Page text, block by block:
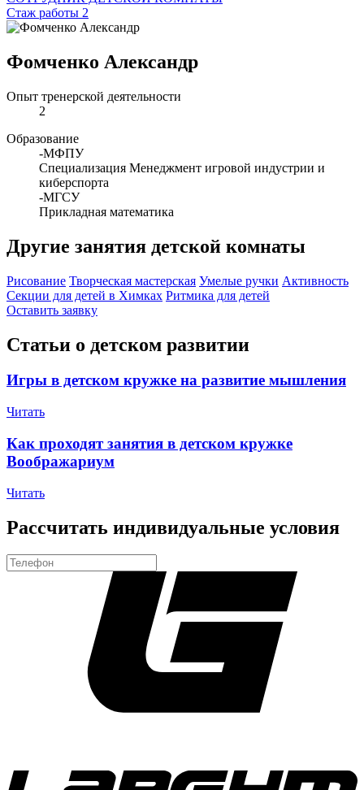
Стаж работы 2
Фомченко Александр
Опыт тренерской деятельности
2
Образование
-МФПУ
Специализация Менеджмент игровой индустрии и
киберспорта
-МГСУ
Прикладная математика
Другие занятия детской комнаты
Рисование Творческая мастерская Умелые ручки Активность
Секции для детей в Химках Ритмика для детей
Оставить заявку
Статьи о детском развитии
Игры в детском кружке на развитие мышления
Читать
Как проходят занятия в детском кружке
Воображариум
Читать
Рассчитать индивидуальные условия